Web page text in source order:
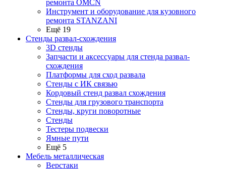
ремонта OMCN
Инструмент и оборудование для кузовного
ремонта STANZANI
Ещё 19
Стенды развал-схождения
3D стенды
Запчасти и аксессуары для стенда развал-
схождения
Платформы для сход развала
Стенды с ИК связью
Кордовый стенд развал схождения
Стенды для грузового транспорта
Стенды, круги поворотные
Стенды
Тестеры подвески
Ямные пути
Ещё 5
Мебель металлическая
Верстаки